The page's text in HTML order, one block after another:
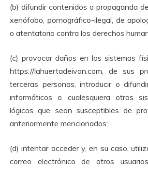
(b) difundir contenidos o propaganda
xenófobo, pornográfico-ilegal, de
o atentatorio contra los derechos
(c) provocar daños en los sistemas
https://lahuertadeivan.com, de sus
terceras personas, introducir o
informáticos o cualesquiera otros
lógicos que sean susceptibles de
anteriormente mencionados;
(d) intentar acceder y, en su caso,
correo electrónico de otros